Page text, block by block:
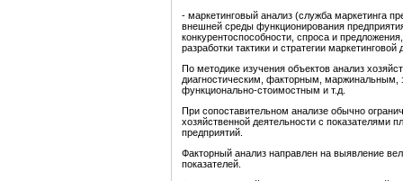
- маркетинговый анализ (служба маркетинга
внешней среды функционирования
конкурентоспособности, спроса и
разработки тактики и стратегии маркетинговой
По методике изучения объектов анализ
диагностическим, факторным, маржинальным,
функционально-стоимостным и т.д.
При сопоставительном анализе обычно
хозяйственной деятельности с показателями
предприятий.
Факторный анализ направлен на выявление
показателей.